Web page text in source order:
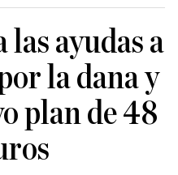
ayudas a
la dana y
plan de 48